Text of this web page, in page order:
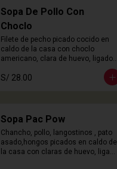
Sopa De Pollo Con
Choclo
Filete de pecho picado cocido en
caldo de la casa con choclo
americano, clara de huevo, ligado
S/ 28.00
Sopa Pac Pow
Chancho, pollo, langostinos , pato
asado,hongos picados en caldo de
la casa con claras de huevo, ligado